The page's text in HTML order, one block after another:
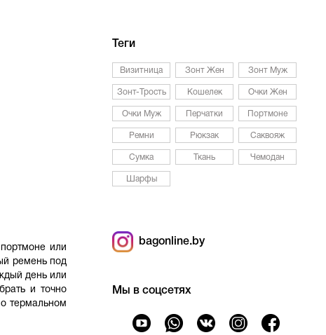
или
ремень под
день или
и точно
термальном
Теги
Визитница Зонт Жен Зонт Муж
Зонт-Трость Кошелек Очки Жен
Очки Муж Перчатки Портмоне
Ремни Рюкзак Саквояж
Сумка Ткань Чемодан
Шарфы
bagonline.by
Мы в соцсетях